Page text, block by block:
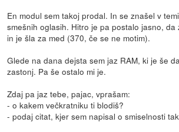
En modul sem takoj prodal. In se znašel v
smešnih oglasih. Hitro je pa postalo jasno,
in je šla za med (370, če se ne motim).
Glede na dana dejsta sem jaz RAM, ki je še
zastonj. Pa še ostalo mi je.
Zdaj pa jaz tebe, pajac, vprašam:
- o kakem večkratniku ti blodiš?
- podaj citat, kjer sem napisal o smiselnosti